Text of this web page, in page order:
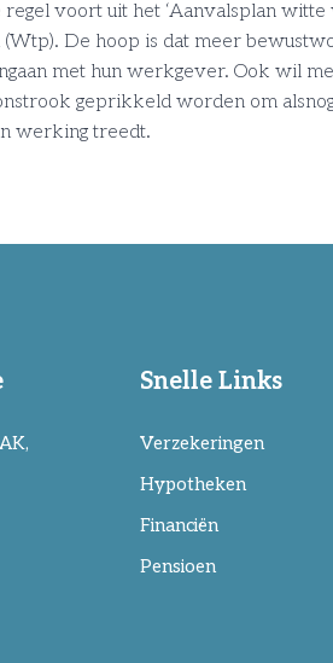
voort uit het ‘Aanvalsplan
De hoop is dat meer
met hun werkgever. Ook wil
geprikkeld worden om
werking treedt.
Snelle Links
Verzekeringen
Hypotheken
Financiën
Pensioen